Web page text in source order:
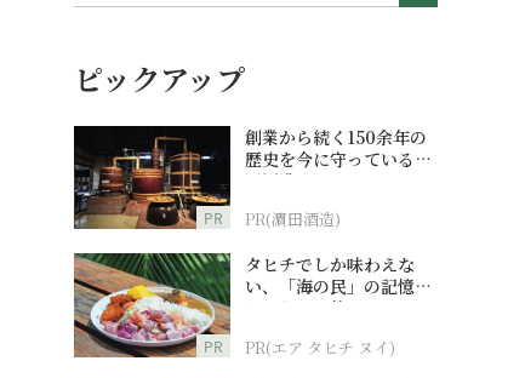
ピックアップ
PR
創業から続く150余年の
歴史を今に守っている濵
田酒造
PR(濵田酒造)
PR
タヒチでしか味わえな
い、「海の民」の記憶へ
とつながる旅
PR(エア タヒチ ヌイ)